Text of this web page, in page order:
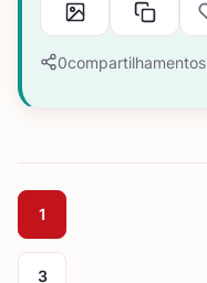
0compartilhamentos
1
3